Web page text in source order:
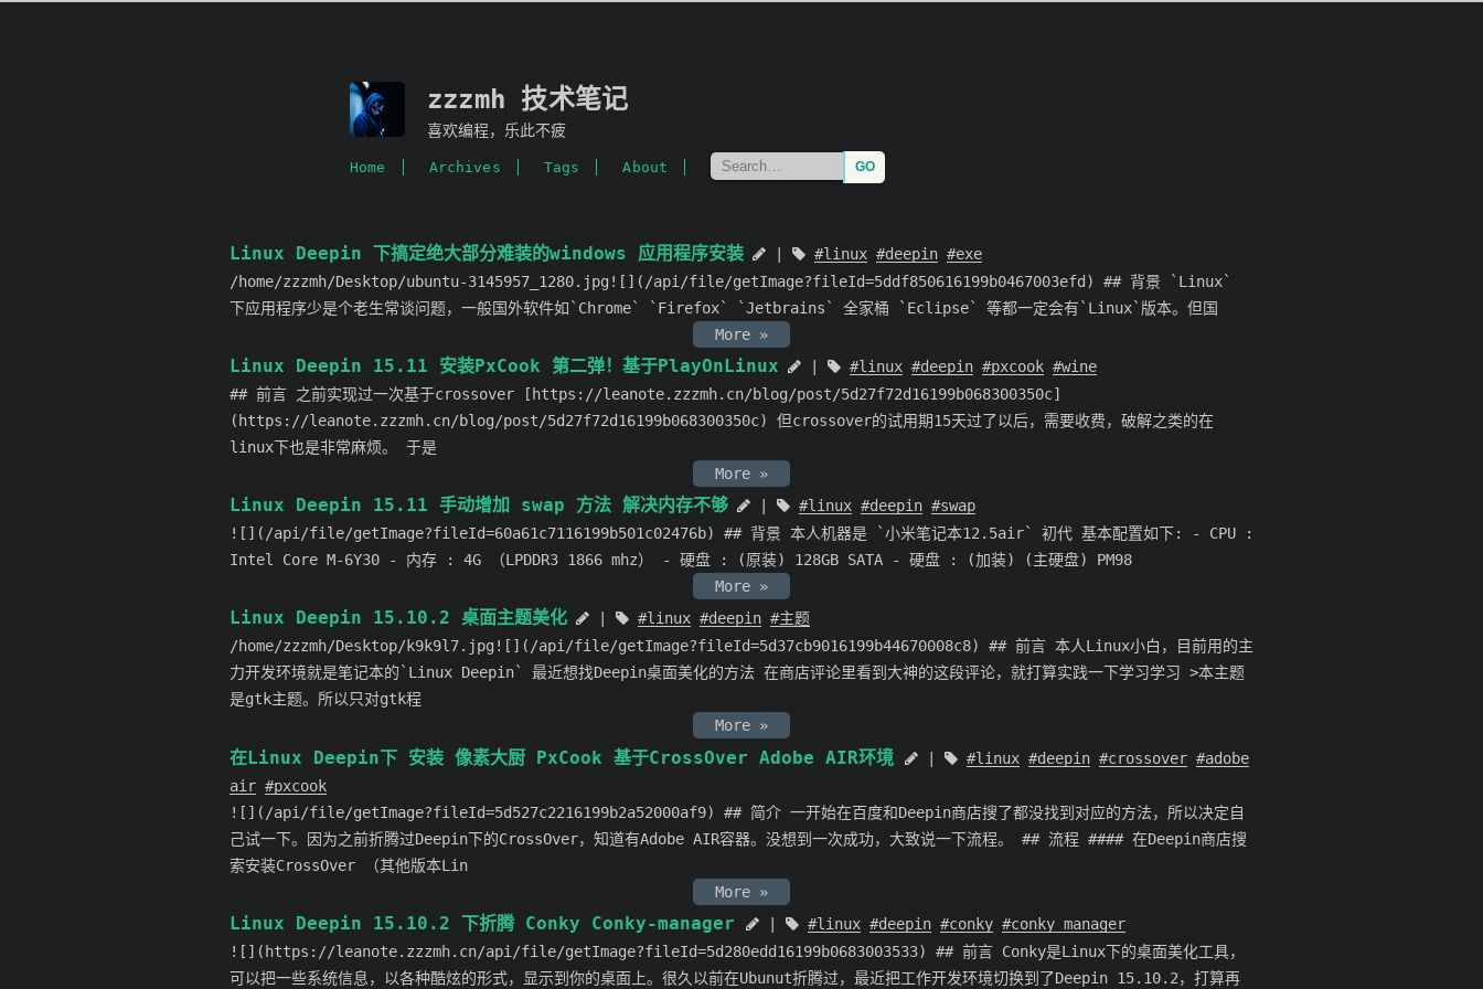
zzzmh 技术笔记
喜欢编程，乐此不疲
Home Archives Tags About
Linux Deepin 下搞定绝大部分难装的windows 应用程序安装 linux deepin
exe
/home/zzzmh/Desktop/ubuntu-3145957_1280.jpg![](/api/file/getImage?fileId=5ddf850616199b0467003efd) ## 背景 `Linux`
下应用程序少是个老生常谈问题，一般国外软件如`Chrome` `Firefox` `Jetbrains` 全家桶 `Eclipse` 等都一定会有`Linux`版本。但国
More »
Linux Deepin 15.11 安装PxCook 第二弹！基于PlayOnLinux linux deepin pxcook
wine
## 前言 之前实现过一次基于crossover [https://leanote.zzzmh.cn/blog/post/5d27f72d16199b068300350c]
(https://leanote.zzzmh.cn/blog/post/5d27f72d16199b068300350c) 但crossover的试用期15天过了以后，需要收费，破解之类的在
linux下也是非常麻烦。 于是
More »
Linux Deepin 15.11 手动增加 swap 方法 解决内存不够 linux deepin
swap
![](/api/file/getImage?fileId=60a61c7116199b501c02476b) ## 背景 本人机器是 `小米笔记本12.5air` 初代 基本配置如下: - CPU :
Intel Core M-6Y30 - 内存 : 4G （LPDDR3 1866 mhz） - 硬盘 : (原装) 128GB SATA - 硬盘 : (加装) (主硬盘) PM98
More »
Linux Deepin 15.10.2 桌面主题美化 linux deepin
主题
/home/zzzmh/Desktop/k9k9l7.jpg![](/api/file/getImage?fileId=5d37cb9016199b44670008c8) ## 前言 本人Linux小白，目前用的主
力开发环境就是笔记本的`Linux Deepin` 最近想找Deepin桌面美化的方法 在商店评论里看到大神的这段评论，就打算实践一下学习学习 >本主题
是gtk主题。所以只对gtk程
More »
在Linux Deepin下 安装 像素大厨 PxCook 基于CrossOver Adobe AIR环境 linux deepin crossover
adobe
air
pxcook
![](/api/file/getImage?fileId=5d527c2216199b2a52000af9) ## 简介 一开始在百度和Deepin商店搜了都没找到对应的方法，所以决定自
己试一下。因为之前折腾过Deepin下的CrossOver，知道有Adobe AIR容器。没想到一次成功，大致说一下流程。 ## 流程 #### 在Deepin商店搜
索安装CrossOver （其他版本Lin
More »
Linux Deepin 15.10.2 下折腾 Conky Conky-manager linux deepin conky
conky manager
![](https://leanote.zzzmh.cn/api/file/getImage?fileId=5d280edd16199b0683003533) ## 前言 Conky是Linux下的桌面美化工具，
可以把一些系统信息，以各种酷炫的形式，显示到你的桌面上。很久以前在Ubunut折腾过，最近把工作开发环境切换到了Deepin 15.10.2，打算再